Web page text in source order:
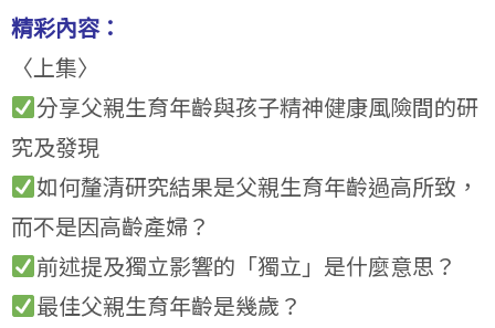
精彩內容：
〈上集〉
分享父親生育年齡與孩子精神健康風險間的研
究及發現
如何釐清研究結果是父親生育年齡過高所致，
而不是因高齡產婦？
前述提及獨立影響的「獨立」是什麼意思？
最佳父親生育年齡是幾歲？